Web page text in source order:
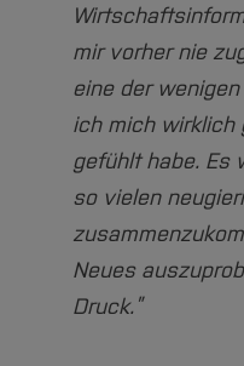
mir vorher nie
eine der
ich mich wirklich
gefühlt habe. Es
so vielen
Neues